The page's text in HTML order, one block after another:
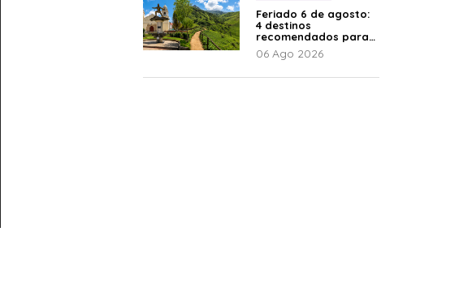
Feriado 6 de agosto:
4 destinos
recomendados para
disfrutar el descanso
06 Ago 2026